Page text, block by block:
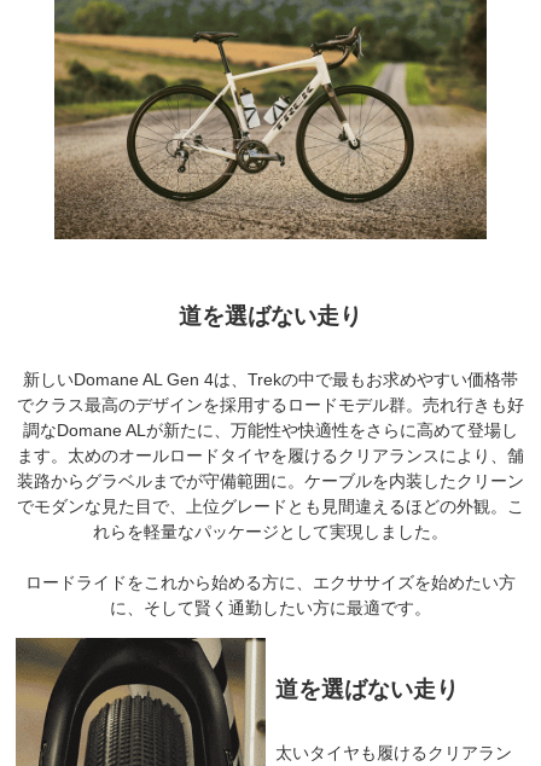
道を選ばない走り
新しいDomane AL Gen 4は、Trekの中で最もお求めやすい価格帯
でクラス最高のデザインを採用するロードモデル群。売れ行きも好
調なDomane ALが新たに、万能性や快適性をさらに高めて登場し
ます。太めのオールロードタイヤを履けるクリアランスにより、舗
装路からグラベルまでが守備範囲に。ケーブルを内装したクリーン
でモダンな見た目で、上位グレードとも見間違えるほどの外観。こ
れらを軽量なパッケージとして実現しました。
ロードライドをこれから始める方に、エクササイズを始めたい方
に、そして賢く通勤したい方に最適です。
道を選ばない走り
太いタイヤも履けるクリアラン